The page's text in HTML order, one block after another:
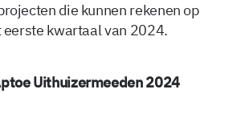
die kunnen rekenen op
kwartaal van 2024.
Uithuizermeeden 2024